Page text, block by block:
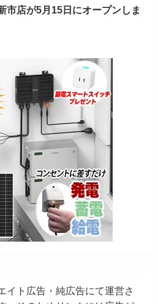
市店が5月15日にオープンしま
イト広告・純広告にて運営さ